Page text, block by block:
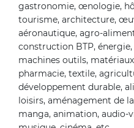
gastronomie, œnologie,
tourisme, architecture,
aéronautique, agro-
construction BTP,
machines outils,
pharmacie, textile,
développement durable,
loisirs, aménagement de
manga, animation, audio-